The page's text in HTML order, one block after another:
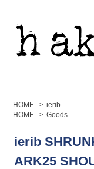
HOME > ierib
HOME
> Goods
ierib
ARK25